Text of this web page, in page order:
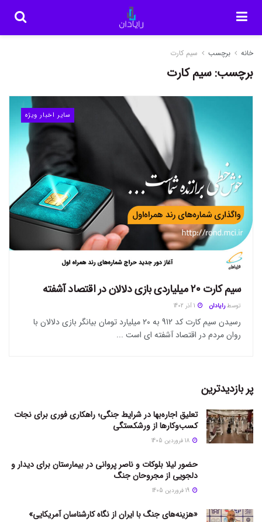
خانه برچسب سیم کارت
برچسب:سیم کارت
سایر اخبار ویژه
سیم کارت ۲۰ میلیاردی بازی دلالان در اقتصاد آشفته
توسط رایادان
رسیدن سیم کارت کد 912 به ۲۰ میلیارد تومان بیانگر بازی دلالان با
روان مردم در اقتصاد آشفته ای است ...
پر بازدیدترین
تعلیق اجاره‌بها در شرایط جنگی؛ راهکاری فوری برای نجات
کسب‌وکارها از ورشکستگی
حضور لیلا بلوکات و ناصر پروانی در بیمارستان برای دیدار و
دلجویی از مجروحان جنگ
«هزینه‌های جنگ با ایران از نگاه کارشناسان آمریکایی»